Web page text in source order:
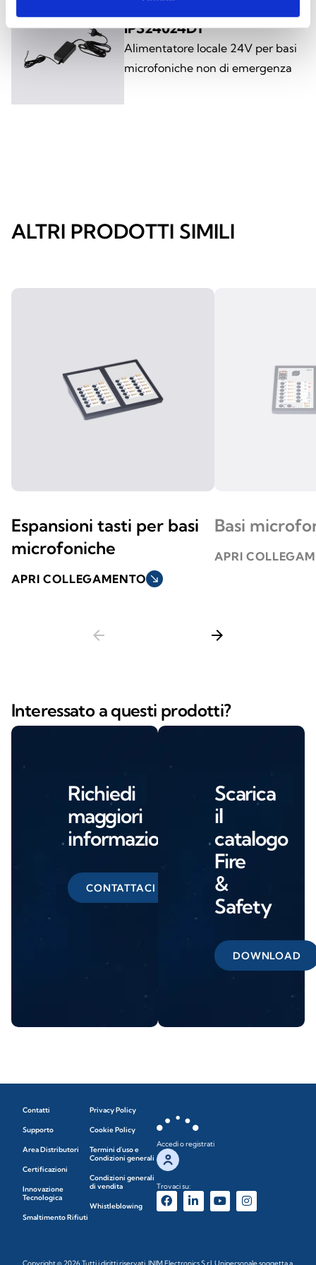
IPS24024DT
Alimentatore locale 24V per basi
microfoniche non di emergenza
ALTRI PRODOTTI SIMILI
Espansioni tasti per basi
microfoniche
APRI COLLEGAMENTO south_east
Basi
APRI
arrow_back arrow_forward
Interessato a questi prodotti?
Richiedi
maggiori
informazioni
CONTATTACI
Scarica
il
catalogo
Fire
&
Safety
DOWNLOAD
Contatti
Supporto
Area Distributori
Certificazioni
Innovazione
Tecnologica
Smaltimento Rifiuti
Privacy Policy
Cookie Policy
Termini d'uso e
Condizioni generali
Condizioni generali
di vendita
Whistleblowing
Accedi o registrati
Trovaci su: